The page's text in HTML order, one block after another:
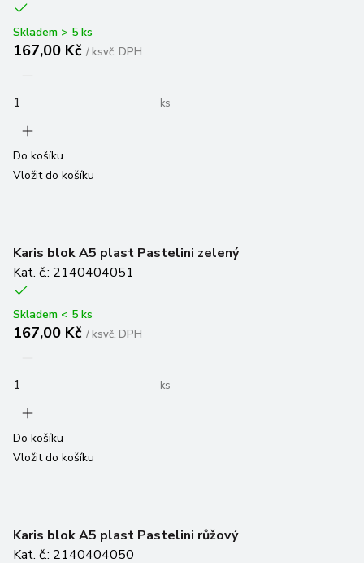
Skladem > 5 ks
167,00 Kč /ksvč. DPH
ks
Do košíku
Vložit do košíku
Karis blok A5 plast Pastelini zelený
Kat. č.: 2140404051
Skladem < 5 ks
167,00 Kč /ksvč. DPH
ks
Do košíku
Vložit do košíku
Karis blok A5 plast Pastelini růžový
Kat. č.: 2140404050